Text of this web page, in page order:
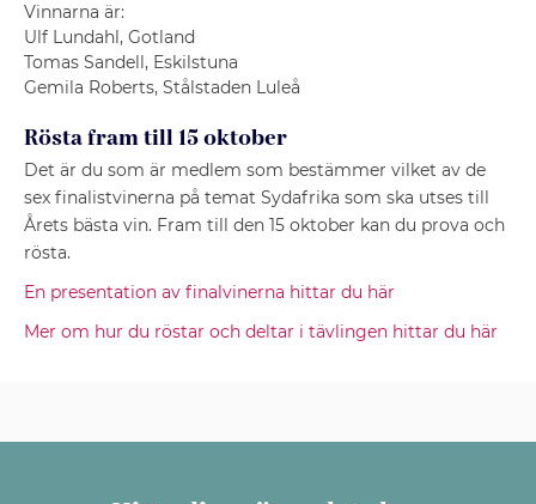
Vinnarna är:
Ulf Lundahl, Gotland
Tomas Sandell, Eskilstuna
Gemila Roberts, Stålstaden Luleå
Rösta fram till 15 oktober
Det är du som är medlem som bestämmer vilket av de
sex finalistvinerna på temat Sydafrika som ska utses till
Årets bästa vin. Fram till den 15 oktober kan du prova och
rösta.
En presentation av finalvinerna hittar du här
Mer om hur du röstar och deltar i tävlingen hittar du här